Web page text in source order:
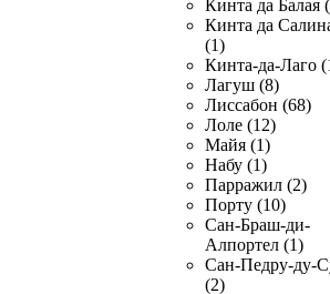
Кинта да Балая
Кинта да
(1)
Кинта-да-Лаго
Лагуш (8)
Лиссабон (68)
Лоле (12)
Майя (1)
Набу (1)
Парражил (2)
Порту (10)
Сан-Браш-ди-
Алпортел (1)
Сан-Педру-ду-
(2)